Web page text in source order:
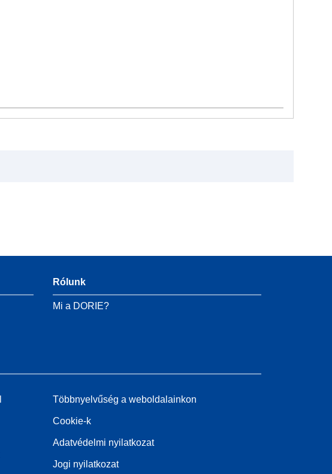
Rólunk
Mi a DORIE?
Többnyelvűség a weboldalainkon
Cookie-k
Adatvédelmi nyilatkozat
Jogi nyilatkozat